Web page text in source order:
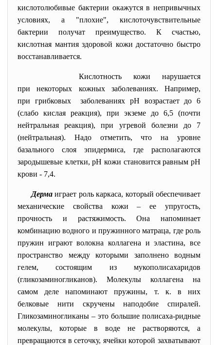
кислотолюбивые бактерии окажутся в непривычных
условиях, а "плохие", кислоточувствительные
бактерии получат преимущество. К счастью,
кислотная мантия здоровой кожи достаточно быстро
восстанавливается.
Кислотность кожи нарушается
при некоторых кожных заболеваниях. Например,
при грибковых заболеваниях рН возрастает до 6
(слабо кислая реакция), при экземе до 6,5 (почти
нейтральная реакция), при угревой болезни до 7
(нейтральная). Надо отметить, что на уровне
базального слоя эпидермиса, где располагаются
зародышевые клетки, рН кожи становится равным рН
крови - 7,4.
Дермаиграет роль каркаса, который обеспечивает
механические свойства кожи– ее упругость,
прочность и растяжимость. Она напоминает
комбинацию водного и пружинного матраца, где роль
пружин играют волокна коллагена и эластина, все
пространство между которыми заполнено водным
гелем, состоящим из мукополисахаридов
(гликозаминогликанов). Молекулы коллагена на
самом деле напоминают пружины, т. к. в них
белковые нити скручены наподобие спиралей.
Гликозаминогликаны – это большие полисаха-ридные
молекулы, которые в воде не растворяются, а
превращаются в сеточку, ячейки которой захватывают